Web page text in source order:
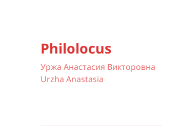
Philolocus
Уржа Анастасия Викторовна
Urzha Anastasia